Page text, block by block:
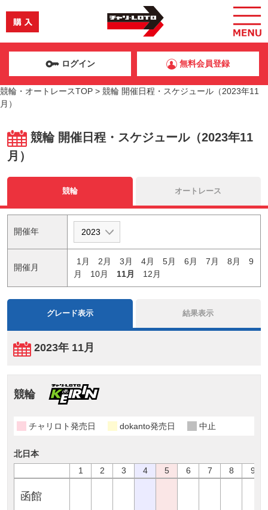
ログイン 無料会員登録
競輪・オートレースTOP > 競輪 開催日程・スケジュール（2023年11
月）
競輪 開催日程・スケジュール（2023年11
月）
競輪 オートレース
開催年
開催月
1月 2月 3月 4月 5月 6月 7月 8月
9
月
10月 11月 12月
グレード表示 結果表示
2023年 11月
競輪
チャリロト発売日 dokanto発売日 中止
北日本
1
2 3 4 5 6 7 8 9
函館